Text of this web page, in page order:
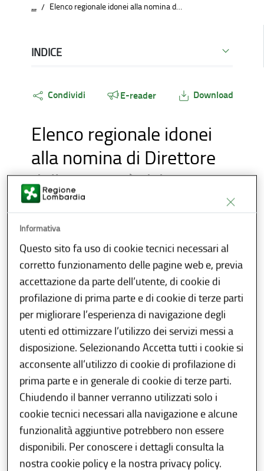
... / Elenco regionale idonei alla nomina di Direttore delle Autorità di bacino lacuale
INDICE
Condividi E-reader Download
Elenco regionale idonei
alla nomina di Direttore
delle Autorità di bacino
lacuale
Regione Lombardia, in attuazione delle
disposizioni della l.r. 6/2012, con d.g.r. n.
5695 del 17 ottobre 2016, ha
istituitol’elenco regionale degli idonei alla
nomina di Direttore delle Autorità di bacino
lacuale, disciplinato i requisiti e le modalità di
presentazione delle candidature ed
individuato le modalità di aggiornamento
dell’elenco e suo funzionamento.
L’aggiornamento dell’elenco avverrà con
provvedimento della Direzione Generale
Infrastrutture e Opere Pubbliche da adottarsi
entro 60 giorni dalla scadenza di riferimento
previa istruttoria delle domande presentate e
Informativa
Questo sito fa uso di cookie tecnici necessari al
corretto funzionamento delle pagine web e, previa
accettazione da parte dell’utente, di cookie di
profilazione di prima parte e di cookie di terze parti
per migliorare l’esperienza di navigazione degli
utenti ed ottimizzare l’utilizzo dei servizi messi a
disposizione. Selezionando Accetta tutti i cookie si
acconsente all’utilizzo di cookie di profilazione di
prima parte e in generale di cookie di terze parti.
Chiudendo il banner verranno utilizzati solo i
cookie tecnici necessari alla navigazione e alcune
funzionalità aggiuntive potrebbero non essere
disponibili. Per conoscere i dettagli consulta la
nostra cookie policy e la nostra privacy policy.